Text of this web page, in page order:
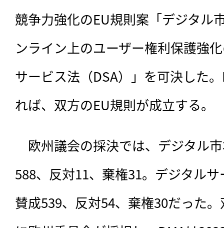
競争力強化のEU規則案「デジタル
ンライン上のユーザー権利保護強
サービス法（DSA）」を可決した
れば、双方のEU規則が成立する。
欧州議会の採決では、デジタル
588、反対11、棄権31。デジタル
賛成539、反対54、棄権30だった